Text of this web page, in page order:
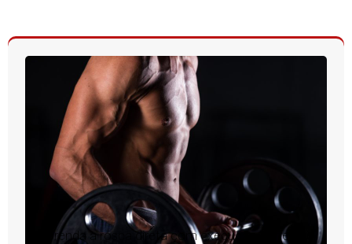
Aprenda a rosca direta com execução perfeita e